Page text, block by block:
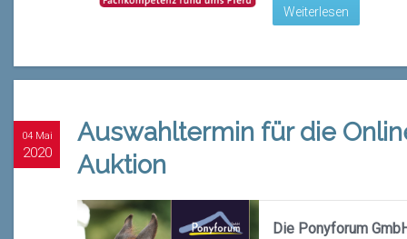
Weiterlesen
04 Mai
2020
Auswahltermin für die
Auktion
Die Ponyforum